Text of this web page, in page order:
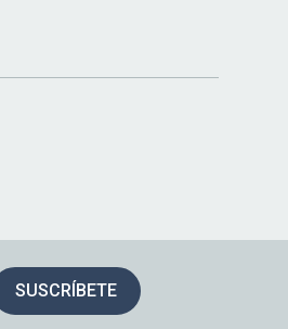
SUSCRÍBETE